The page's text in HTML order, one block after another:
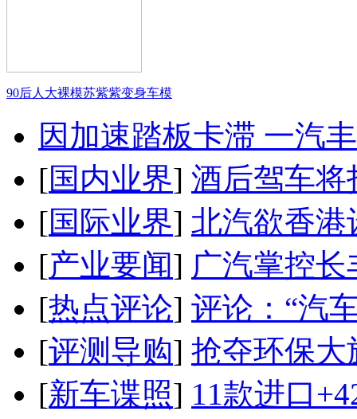
90后人大裸模苏紫紫变身车模
因加速踏板卡滞 一汽
[国内业界] 酒后驾车将
[国际业界] 北汽欲香港
[产业要闻] 广汽掌控
[热点评论] 评论：“汽
[评测导购] 抢夺环保大
[新车谍照] 11款进口